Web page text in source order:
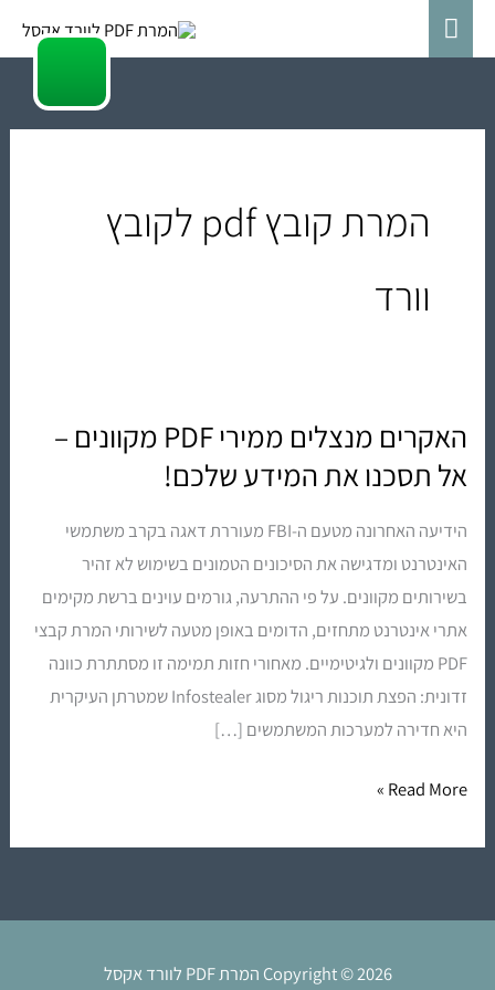
תפריט
המרת קובץ pdf לקובץ
וורד
האקרים מנצלים ממירי PDF מקוונים –
אל תסכנו את המידע שלכם!
הידיעה האחרונה מטעם ה-FBI מעוררת דאגה בקרב משתמשי
האינטרנט ומדגישה את הסיכונים הטמונים בשימוש לא זהיר
בשירותים מקוונים. על פי ההתרעה, גורמים עוינים ברשת מקימים
אתרי אינטרנט מתחזים, הדומים באופן מטעה לשירותי המרת קבצי
PDF מקוונים ולגיטימיים. מאחורי חזות תמימה זו מסתתרת כוונה
זדונית: הפצת תוכנות ריגול מסוג Infostealer שמטרתן העיקרית
היא חדירה למערכות המשתמשים […]
האקרים
מנצלים
PDF
מקוונים
–
אל
תסכנו
את
המידע
Read More »
Copyright © 2026 המרת PDF לוורד אקסל